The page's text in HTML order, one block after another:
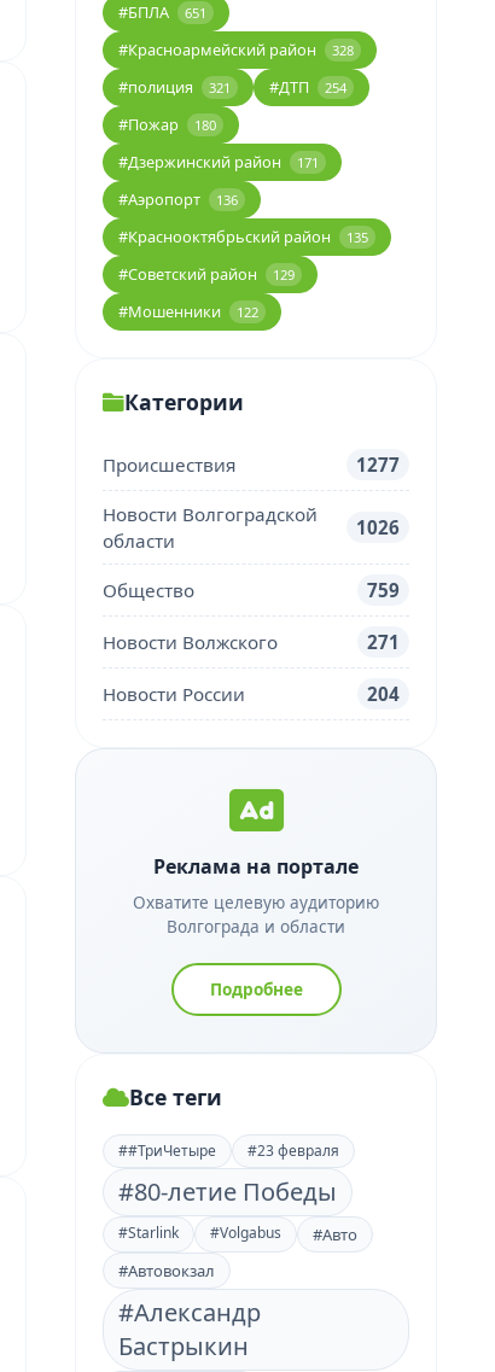
#БПЛА 651
#Красноармейский район 328
#полиция 321 #ДТП 254
#Пожар 180
#Дзержинский район 171
#Аэропорт 136
#Краснооктябрьский район 135
#Советский район 129
#Мошенники 122
Категории
Происшествия 1277
Новости Волгоградской
области
1026
Общество 759
Новости Волжского 271
Новости России 204
Реклама на портале
Охватите целевую аудиторию
Волгограда и области
Подробнее
Все теги
##ТриЧетыре #23 февраля
#80-летие Победы
#Starlink #Volgabus
#Авто
#Автовокзал
#Александр
Бастрыкин